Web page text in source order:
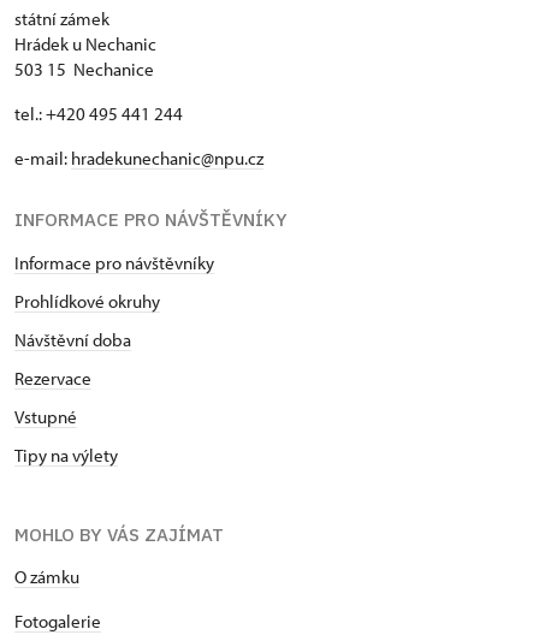
státní zámek
Hrádek u Nechanic
503 15 Nechanice
tel.: +420 495 441 244
e-mail: hradekunechanic@npu.cz
INFORMACE PRO NÁVŠTĚVNÍKY
Informace pro návštěvníky
Prohlídkové okruhy
Návštěvní doba
Rezervace
Vstupné
Tipy na výlety
MOHLO BY VÁS ZAJÍMAT
O zámku
Fotogalerie